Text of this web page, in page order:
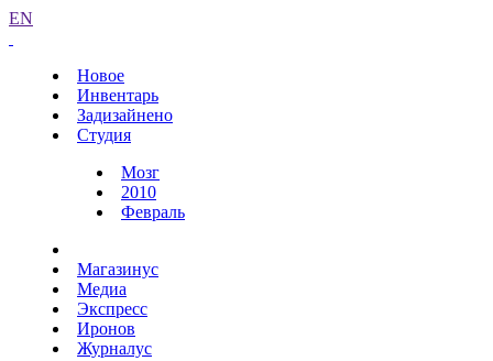
EN
Новое
Инвентарь
Задизайнено
Студия
Мозг
2010
Февраль
Магазинус
Медиа
Экспресс
Иронов
Журналус